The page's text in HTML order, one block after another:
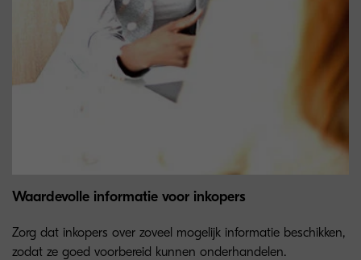
Waardevolle informatie voor inkopers
Zorg dat inkopers over zoveel mogelijk informatie beschikken,
zodat ze goed voorbereid kunnen onderhandelen.